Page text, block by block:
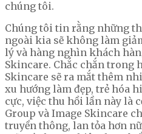
chúng tôi.
Chúng tôi tin rằng những
ngoài kia sẽ không làm
lý và hàng nghìn khách
Skincare. Chắc chắn trong
Skincare sẽ ra mắt thêm
xu hướng làm đẹp, trẻ hóa
cực, việc thu hồi lần này là
Group và Image Skincare
truyền thông, lan tỏa hơn